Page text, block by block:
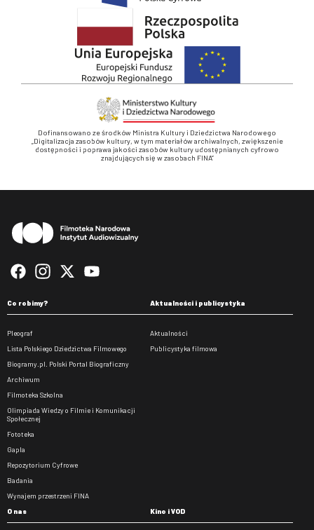
Dofinansowano ze środków Ministra Kultury i Dziedzictwa Narodowego
„Digitalizacja zasobów kultury, w tym materiałów archiwalnych, zwiększenie
dostępności i poprawa jakości zasobów kultury udostępnianych cyfrowo
znajdujących się w zasobach FINA”
Co robimy?
Pleograf
Lista Polskiego Dziedzictwa Filmowego
Biogramy.pl. Polski Portal Biograficzny
Archiwum
Filmoteka Szkolna
Olimpiada Wiedzy o Filmie i Komunikacji
Społecznej
Fototeka
Gapla
Repozytorium Cyfrowe
Badania
Wynajem przestrzeni FINA
Aktualności i publicystyka
Aktualności
Publicystyka filmowa
O nas Kino i VOD